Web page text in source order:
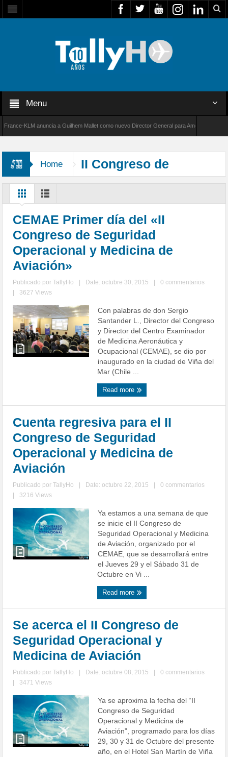
Menu
KLM anuncia a Guilhem Mallet como nuevo Director General para América Latina
Home
II Congreso de
Seguridad Operacional y Medicina
de Aviación
CEMAE Primer día del «II
Congreso de Seguridad
Operacional y Medicina de
Aviación»
Publicado porTallyHo Date: octubre 30, 2015
0 commentarios
3627 Views
Con palabras de don Sergio
Santander L., Director del Congreso
y Director del Centro Examinador
de Medicina Aeronáutica y
Ocupacional (CEMAE), se dio por
inaugurado en la ciudad de Viña del
Mar (Chile ...
Read more
Cuenta regresiva para el II
Congreso de Seguridad
Operacional y Medicina de
Aviación
Publicado porTallyHo Date: octubre 22, 2015
0 commentarios
3216 Views
Ya estamos a una semana de que
se inicie el II Congreso de
Seguridad Operacional y Medicina
de Aviación, organizado por el
CEMAE, que se desarrollará entre
el Jueves 29 y el Sábado 31 de
Octubre en Vi ...
Read more
Se acerca el II Congreso de
Seguridad Operacional y
Medicina de Aviación
Publicado porTallyHo Date: octubre 08, 2015
0 commentarios
3471 Views
Ya se aproxima la fecha del “II
Congreso de Seguridad
Operacional y Medicina de
Aviación”, programado para los días
29, 30 y 31 de Octubre del presente
año, en el Hotel San Martín de Viña